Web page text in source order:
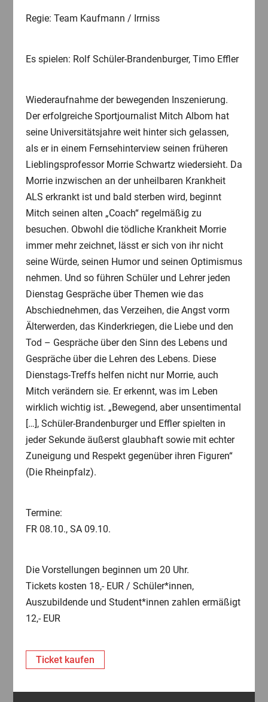
Regie: Team Kaufmann / Irrniss
Es spielen: Rolf Schüler-Brandenburger, Timo Effler
Wiederaufnahme der bewegenden Inszenierung.
Der erfolgreiche Sportjournalist Mitch Albom hat
seine Universitätsjahre weit hinter sich gelassen,
als er in einem Fernsehinterview seinen früheren
Lieblingsprofessor Morrie Schwartz wiedersieht. Da
Morrie inzwischen an der unheilbaren Krankheit
ALS erkrankt ist und bald sterben wird, beginnt
Mitch seinen alten „Coach“ regelmäßig zu
besuchen. Obwohl die tödliche Krankheit Morrie
immer mehr zeichnet, lässt er sich von ihr nicht
seine Würde, seinen Humor und seinen Optimismus
nehmen. Und so führen Schüler und Lehrer jeden
Dienstag Gespräche über Themen wie das
Abschiednehmen, das Verzeihen, die Angst vorm
Älterwerden, das Kinderkriegen, die Liebe und den
Tod – Gespräche über den Sinn des Lebens und
Gespräche über die Lehren des Lebens. Diese
Dienstags-Treffs helfen nicht nur Morrie, auch
Mitch verändern sie. Er erkennt, was im Leben
wirklich wichtig ist. „Bewegend, aber unsentimental
[…], Schüler-Brandenburger und Effler spielten in
jeder Sekunde äußerst glaubhaft sowie mit echter
Zuneigung und Respekt gegenüber ihren Figuren“
(Die Rheinpfalz).
Termine:
FR 08.10., SA 09.10.
Die Vorstellungen beginnen um 20 Uhr.
Tickets kosten 18,- EUR / Schüler*innen,
Auszubildende und Student*innen zahlen ermäßigt
12,- EUR
Ticket kaufen